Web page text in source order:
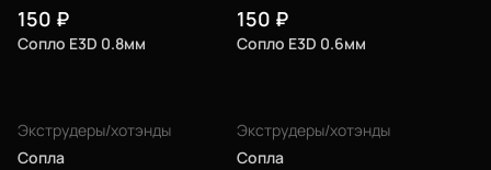
150 ₽
Сопло E3D 0.8мм
Экструдеры/хотэнды
Сопла
150 ₽
Сопло E3D 0.6мм
Экструдеры/хотэнды
Сопла